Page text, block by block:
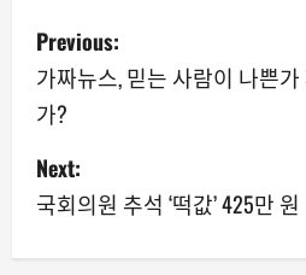
P
o
s
t
n
Previous:
가짜뉴스, 믿는 사람이 나쁜
가?
Next:
국회의원 추석 ‘떡값’ 425만 원